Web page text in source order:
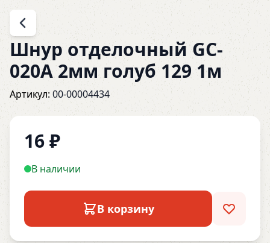
Шнур отделочный GC-
020A 2мм голуб 129 1м
Артикул: 00-00004434
16₽
В наличии
В корзину